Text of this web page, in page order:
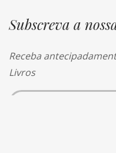
Subscreva a
Receba
Livros